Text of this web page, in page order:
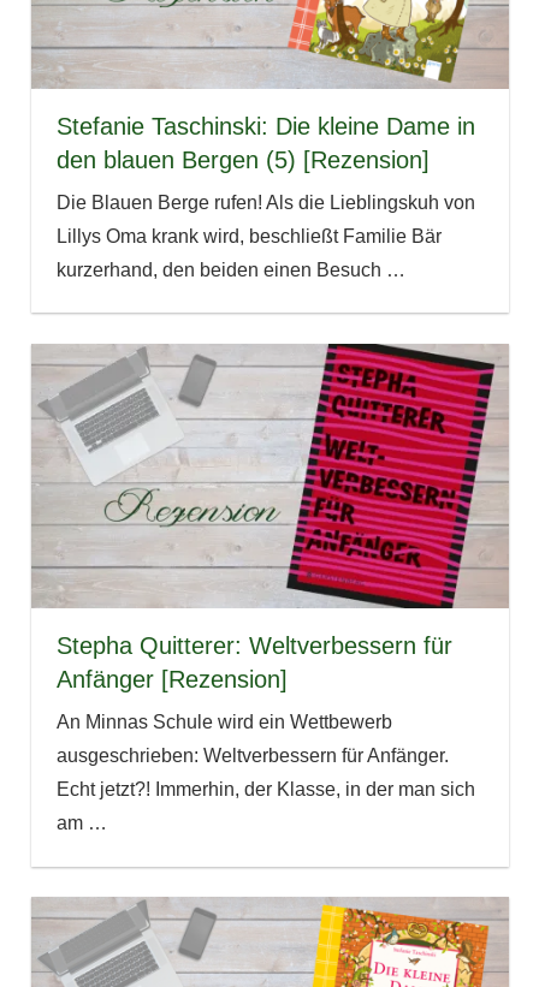
Stefanie Taschinski: Die kleine Dame in
den blauen Bergen (5) [Rezension]
Die Blauen Berge rufen! Als die Lieblingskuh von
Lillys Oma krank wird, beschließt Familie Bär
kurzerhand, den beiden einen Besuch …
Stepha Quitterer: Weltverbessern für
Anfänger [Rezension]
An Minnas Schule wird ein Wettbewerb
ausgeschrieben: Weltverbessern für Anfänger.
Echt jetzt?! Immerhin, der Klasse, in der man sich
am …